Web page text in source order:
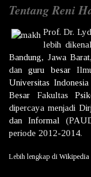
Tentang Reni
Prof. Dr.
lebih
Bandung, Jawa Barat,
danguru besar
Universitas Indonesia
Besar Fakultas
dipercaya menjadi
dan Informal
periode 2012-2014.
Lebih lengkap di Wikipedia